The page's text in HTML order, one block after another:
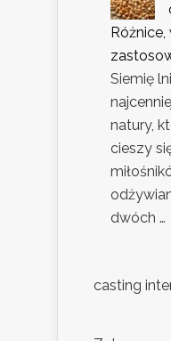
Różnice,
Siemię
natury,
cieszy
dwóch …
casting